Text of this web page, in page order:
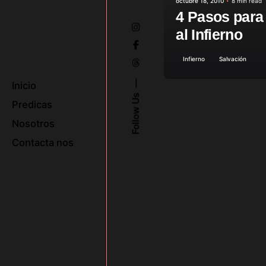
Follow Us
Inicio
Predicas
Nosotros
Contacta nos
4 Pasos
al Infierno
Infierno Salvación